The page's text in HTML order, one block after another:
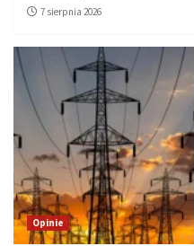
7 sierpnia 2026
Opinie